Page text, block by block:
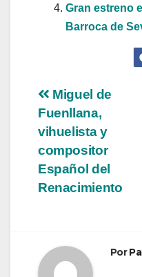
Gran estreno
Barroca de
de
entradas
Miguel de
Fuenllana,
vihuelista y
compositor
Español del
Renacimiento
Por